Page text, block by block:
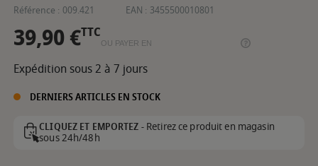
Référence : 009.421 EAN : 3455500010801
39,90 €TTC
OU PAYER EN
Expédition sous 2 à 7 jours
DERNIERS ARTICLES EN STOCK
CLIQUEZ ET EMPORTEZ -Retirez ce produit en magasin
sous 24h/48h